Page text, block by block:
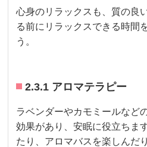
心身のリラックスも、質の良
る前にリラックスできる時間
う。
2.3.1 アロマテラピー
ラベンダーやカモミールなど
効果があり、安眠に役立ちま
たり、アロマバスを楽しんだ